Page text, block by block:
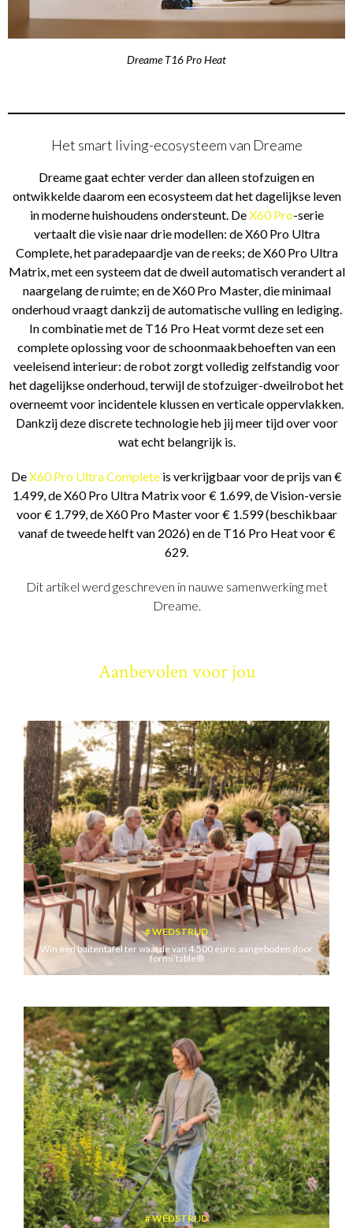
Dreame T16 Pro Heat
Het smart living-ecosysteem van Dreame
Dreame gaat echter verder dan alleen stofzuigen en
ontwikkelde daarom een ecosysteem dat het dagelijkse leven
in moderne huishoudens ondersteunt. DeX60 Pro-serie
vertaalt die visie naar drie modellen: de X60 Pro Ultra
Complete, het paradepaardje van de reeks; de X60 Pro Ultra
Matrix, met een systeem dat de dweil automatisch verandert al
naargelang de ruimte; en de X60 Pro Master, die minimaal
onderhoud vraagt dankzij de automatische vulling en lediging.
In combinatie met de T16 Pro Heat vormt deze set een
complete oplossing voor de schoonmaakbehoeften van een
veeleisend interieur: de robot zorgt volledig zelfstandig voor
het dagelijkse onderhoud, terwijl de stofzuiger-dweilrobot het
overneemt voor incidentele klussen en verticale oppervlakken.
Dankzij deze discrete technologie heb jij meer tijd over voor
wat echt belangrijk is.
DeX60 Pro Ultra Complete is verkrijgbaar voor de prijs van €
1.499, de X60 Pro Ultra Matrix voor € 1.699, de Vision-versie
voor € 1.799, de X60 Pro Master voor € 1.599 (beschikbaar
vanaf de tweede helft van 2026) en de T16 Pro Heat voor €
629.
Dit artikel werd geschreven in nauwe samenwerking met
Dreame.
Aanbevolen voor jou
WEDSTRIJD
Win een buitentafel ter waarde van 4.500 euro, aangeboden door
formi’table®
WEDSTRIJD